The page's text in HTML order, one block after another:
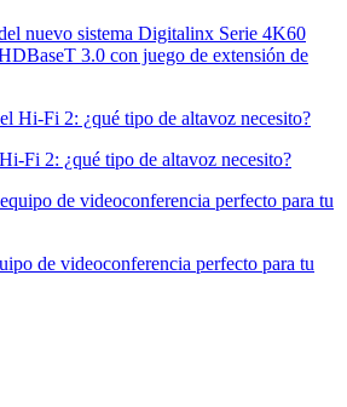
nuevo sistema Digitalinx Serie 4K60
3.0 con juego de extensión de
Fi 2: ¿qué tipo de altavoz necesito?
de videoconferencia perfecto para tu